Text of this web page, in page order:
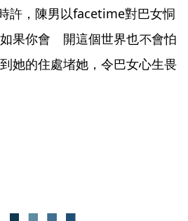
許，陳男以facetime對巴女恫
果你會離開這個世界也不會怕
她的住處堵她，令巴女心生畏